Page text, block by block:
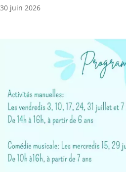
30 juin 2026